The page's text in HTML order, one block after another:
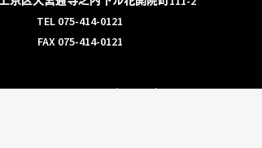
TEL 075-414-0121
FAX 075-414-0121